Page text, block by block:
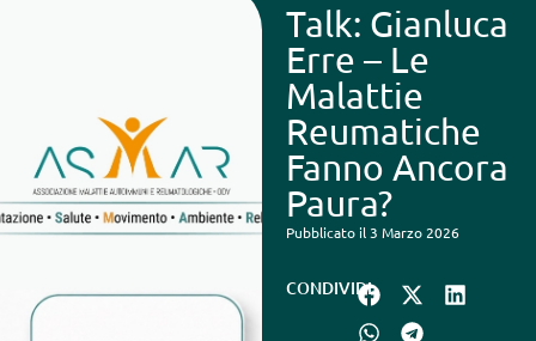
Talk: Gianluca
Erre – Le
Malattie
Reumatiche
Fanno Ancora
Paura?
Pubblicato il 3 Marzo 2026
CONDIVIDI